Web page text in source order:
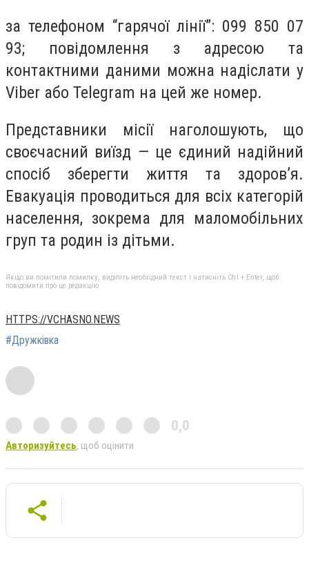
за телефоном “гарячої лінії”: 099 850 07
93; повідомлення з адресою та
контактними даними можна надіслати у
Viber або Telegram на цей же номер.
Представники місії наголошують, що
своєчасний виїзд — це єдиний надійний
спосіб зберегти життя та здоров’я.
Евакуація проводиться для всіх категорій
населення, зокрема для маломобільних
груп та родин із дітьми.
Якщо ви помітили помилку, виділіть необхідний текст і натисніть Ctrl + Enter, щоб
повідомити про це редакцію
HTTPS://VCHASNO.NEWS
#Дружківка
0,0
Авторизуйтесь, щоб оцінити